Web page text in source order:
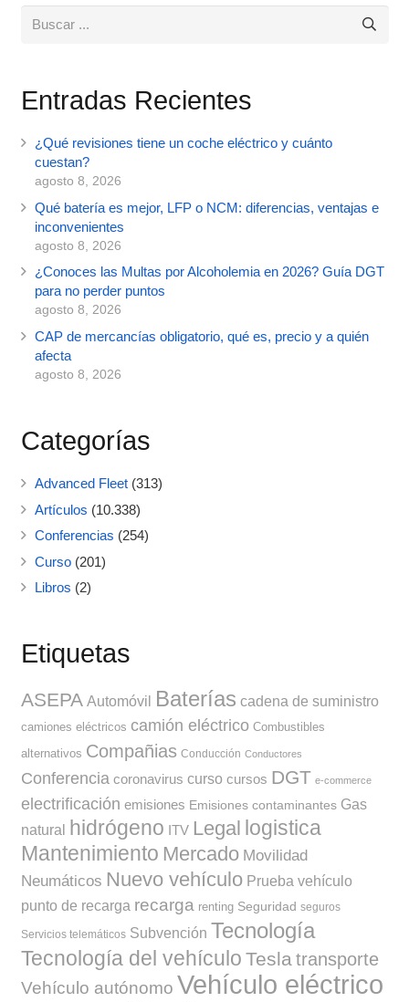
Entradas Recientes
¿Qué revisiones tiene un coche eléctrico y cuánto
cuestan?
agosto 8, 2026
Qué batería es mejor, LFP o NCM: diferencias, ventajas e
inconvenientes
agosto 8, 2026
¿Conoces las Multas por Alcoholemia en 2026? Guía DGT
para no perder puntos
agosto 8, 2026
CAP de mercancías obligatorio, qué es, precio y a quién
afecta
agosto 8, 2026
Categorías
Advanced Fleet(313)
Artículos (10.338)
Conferencias (254)
Curso(201)
Libros (2)
Etiquetas
ASEPA Automóvil Baterías cadena de suministro
camiones eléctricos camión eléctrico Combustibles
alternativos Compañias Conducción Conductores
Conferencia coronavirus curso cursos DGT e-commerce
electrificación emisiones Emisiones contaminantes Gas
natural hidrógeno ITV Legal logistica
Mantenimiento Mercado Movilidad
Neumáticos Nuevo vehículo Prueba vehículo
punto de recarga recarga renting Seguridad seguros
Servicios telemáticos Subvención Tecnología
Tecnología del vehículo Tesla transporte
Vehículo autónomo Vehículo eléctrico